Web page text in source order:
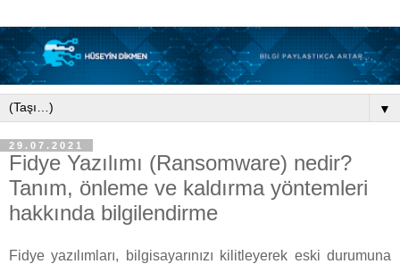
▼
29.07.2021
Fidye Yazılımı (Ransomware) nedir?
Tanım, önleme ve kaldırma yöntemleri
hakkında bilgilendirme
Fidye yazılımları, bilgisayarınızı kilitleyerek eski durumuna